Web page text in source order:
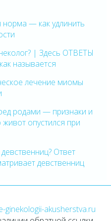
— как удлинить
| Здесь ОТВЕТЫ
называется
лечение миомы
родами — признаки и
опустился при
Ответ
девственниц
ginekologii-akusherstva.ru